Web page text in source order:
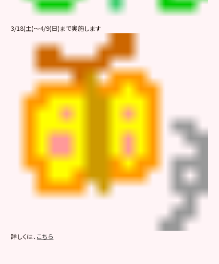
3/18(土)～4/9(日)まで実施します
詳しくは、 こちら